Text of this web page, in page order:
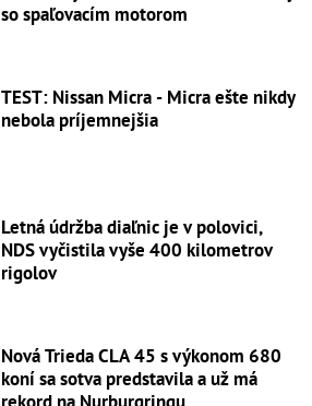
so spaľovacím motorom
TEST: Nissan Micra - Micra ešte nikdy
nebola príjemnejšia
Letná údržba diaľnic je v polovici,
NDS vyčistila vyše 400 kilometrov
rigolov
Nová Trieda CLA 45 s výkonom 680
koní sa sotva predstavila a už má